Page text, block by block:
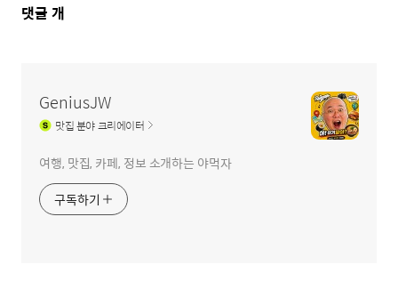
댓
댓글 개
GeniusJW
맛집분야 크리에이터
여행, 맛집, 카페, 정보 소개하는 야먹자
구독하기